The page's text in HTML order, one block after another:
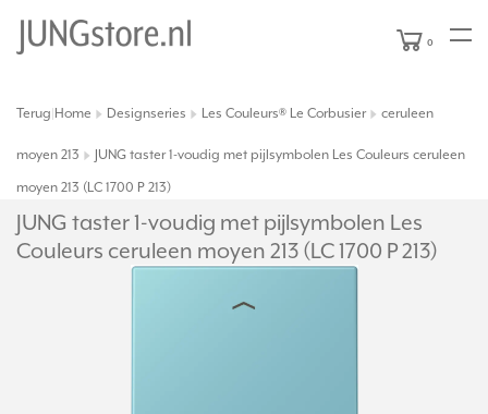
0
Terug Home Designseries Les Couleurs® Le Corbusier ceruleen
moyen 213 JUNG taster 1-voudig met pijlsymbolen Les Couleurs ceruleen
moyen 213 (LC 1700 P 213)
JUNG taster 1-voudig met pijlsymbolen Les
Couleurs ceruleen moyen 213 (LC 1700 P 213)